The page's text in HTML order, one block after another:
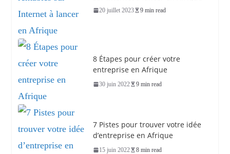
20 juillet 2023 9 min read
8 Étapes pour créer votre
entreprise en Afrique
30 juin 2022 9 min read
7 Pistes pour trouver votre idée
d’entreprise en Afrique
15 juin 2022 8 min read